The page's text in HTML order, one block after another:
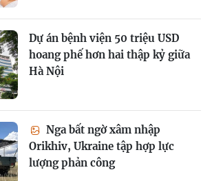
Dự án bệnh viện 50 triệu USD
hoang phế hơn hai thập kỷ giữa
Hà Nội
Nga bất ngờ xâm nhập
Orikhiv, Ukraine tập hợp lực
lượng phản công